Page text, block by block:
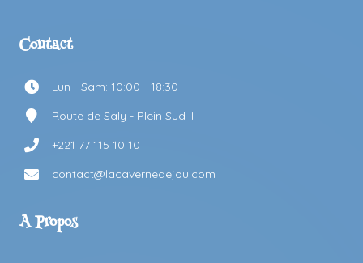
Contact
Lun - Sam: 10:00 - 18:30
Route de Saly - Plein Sud II
+221 77 115 10 10
contact@lacavernedejou.com
A Propos